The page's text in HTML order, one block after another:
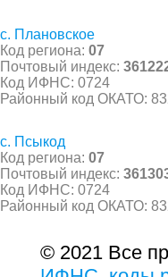
с. Плановское
Код региона: 07
Почтовый индекс:
Код ИФНС: 0724
Районный код ОКАТО:
с. Псыкод
Код региона: 07
Почтовый индекс:
Код ИФНС: 0724
Районный код ОКАТО:
© 2021 Все